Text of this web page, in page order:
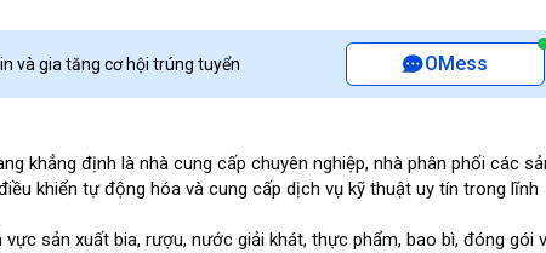
và gia tăng cơ hội trúng tuyển OMess
khẳng định là nhà cung cấp chuyên nghiệp, nhà phân phối các
khiển tự động hóa và cung cấp dịch vụ kỹ thuật uy tín trong lĩnh
sản xuất bia, rượu, nước giải khát, thực phẩm, bao bì, đóng gói